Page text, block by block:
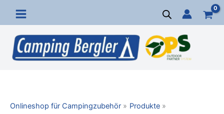
Inhalt
springen
Onlineshop für Campingzubehör
Produkte